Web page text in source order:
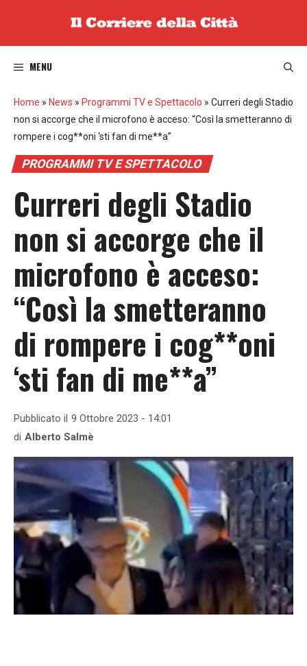
MENU
Home » News » Programmi TV e Spettacolo » Curreri degli Stadio
non si accorge che il microfono è acceso: “Così la smetteranno di
rompere i cog**oni ‘sti fan di me**a”
PROGRAMMI TV E SPETTACOLO
Curreri degli Stadio
non si accorge che il
microfono è acceso:
“Così la smetteranno
di rompere i cog**oni
‘sti fan di me**a”
Pubblicato il 9 Ottobre 2023 - 14:01
di Alberto Salmè